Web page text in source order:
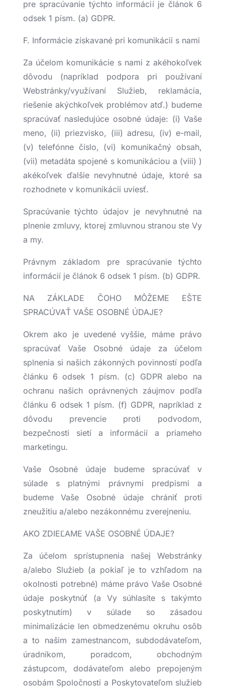
pre spracúvanie týchto informácií je článok 6
odsek 1 písm. (a) GDPR.
F. Informácie získavané pri komunikácii s nami
Za účelom komunikácie s nami z akéhokoľvek
dôvodu (napríklad podpora pri používaní
Webstránky/využívaní Služieb, reklamácia,
riešenie akýchkoľvek problémov atď.) budeme
spracúvať nasledujúce osobné údaje: (i) Vaše
meno, (ii) priezvisko, (iii) adresu, (iv) e-mail,
(v) telefónne číslo, (vi) komunikačný obsah,
(vii) metadáta spojené s komunikáciou a (viii) )
akékoľvek ďalšie nevyhnutné údaje, ktoré sa
rozhodnete v komunikácii uviesť.
Spracúvanie týchto údajov je nevyhnutné na
plnenie zmluvy, ktorej zmluvnou stranou ste Vy
a my.
Právnym základom pre spracúvanie týchto
informácií je článok 6 odsek 1 písm. (b) GDPR.
NA ZÁKLADE ČOHO MÔŽEME EŠTE
SPRACÚVAŤ VAŠE OSOBNÉ ÚDAJE?
Okrem ako je uvedené vyššie, máme právo
spracúvať Vaše Osobné údaje za účelom
splnenia si našich zákonných povinností podľa
článku 6 odsek 1 písm. (c) GDPR alebo na
ochranu našich oprávnených záujmov podľa
článku 6 odsek 1 písm. (f) GDPR, napríklad z
dôvodu prevencie proti podvodom,
bezpečnosti sietí a informácií a priameho
marketingu.
Vaše Osobné údaje budeme spracúvať v
súlade s platnými právnymi predpismi a
budeme Vaše Osobné údaje chrániť proti
zneužitiu a/alebo nezákonnému zverejneniu.
AKO ZDIEĽAME VAŠE OSOBNÉ ÚDAJE?
Za účelom sprístupnenia našej Webstránky
a/alebo Služieb (a pokiaľ je to vzhľadom na
okolnosti potrebné) máme právo Vaše Osobné
údaje poskytnúť (a Vy súhlasíte s takýmto
poskytnutím) v súlade so zásadou
minimalizácie len obmedzenému okruhu osôb
a to našim zamestnancom, subdodávateľom,
úradníkom, poradcom, obchodným
zástupcom, dodávateľom alebo prepojeným
osobám Spoločnosti a Poskytovateľom služieb